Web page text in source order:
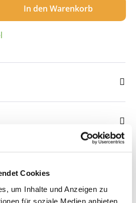
Cookies
um Inhalte und Anzeigen zu
für soziale Medien anbieten
In den Warenkorb